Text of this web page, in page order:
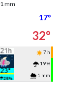
1 mm
17°
32°
7 h
19 %
1 mm